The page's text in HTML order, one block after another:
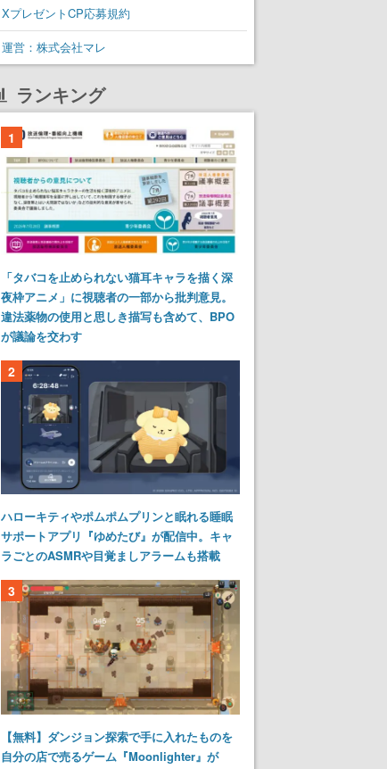
XプレゼントCP応募規約
運営：株式会社マレ
ランキング
1
「タバコを止められない猫耳キャラを描く深
夜枠アニメ」に視聴者の一部から批判意見。
違法薬物の使用と思しき描写も含めて、BPO
が議論を交わす
2
ハローキティやポムポムプリンと眠れる睡眠
サポートアプリ『ゆめたび』が配信中。キャ
ラごとのASMRや目覚ましアラームも搭載
3
【無料】ダンジョン探索で手に入れたものを
自分の店で売るゲーム『Moonlighter』が